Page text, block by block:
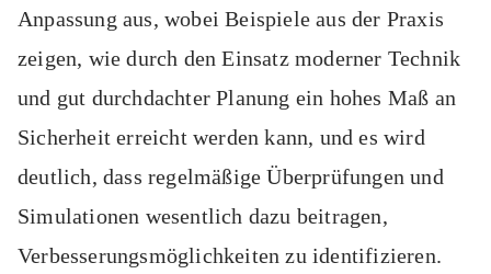
Anpassung aus, wobei Beispiele aus der Praxis
zeigen, wie durch den Einsatz moderner Technik
und gut durchdachter Planung ein hohes Maß an
Sicherheit erreicht werden kann, und es wird
deutlich, dass regelmäßige Überprüfungen und
Simulationen wesentlich dazu beitragen,
Verbesserungsmöglichkeiten zu identifizieren.